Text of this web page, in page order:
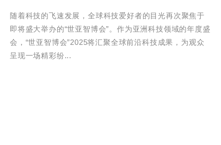
随着科技的飞速发展，全球科技爱好者的目光再次聚焦于
即将盛大举办的“世亚智博会”。作为亚洲科技领域的年度盛
会，“世亚智博会”2025将汇聚全球前沿科技成果，为观众
呈现一场精彩纷...